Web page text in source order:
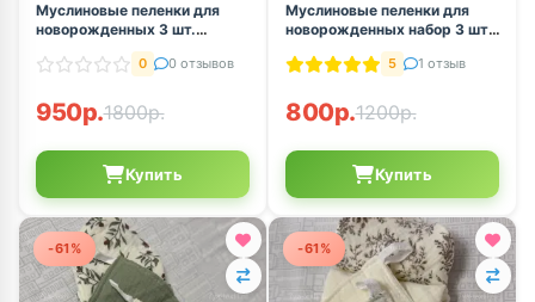
Муслиновые пеленки для
новорожденных 3 шт.
110×120 см хлопок
0 0 отзывов
950р.1800р.
Купить
Муслиновые пеленки для
новорожденных набор 3 шт.
(белый, серо-бежевый,
розовый)
5 1 отзыв
800р.1200р.
Купить
-61% -61%